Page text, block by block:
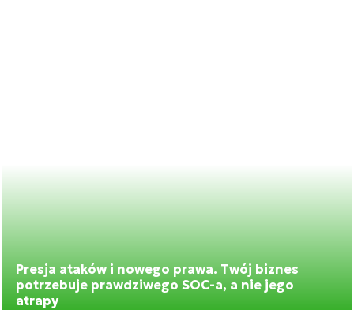
Presja ataków i nowego prawa. Twój biznes
potrzebuje prawdziwego SOC-a, a nie jego
atrapy